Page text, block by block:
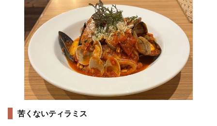
苦くないティラミス